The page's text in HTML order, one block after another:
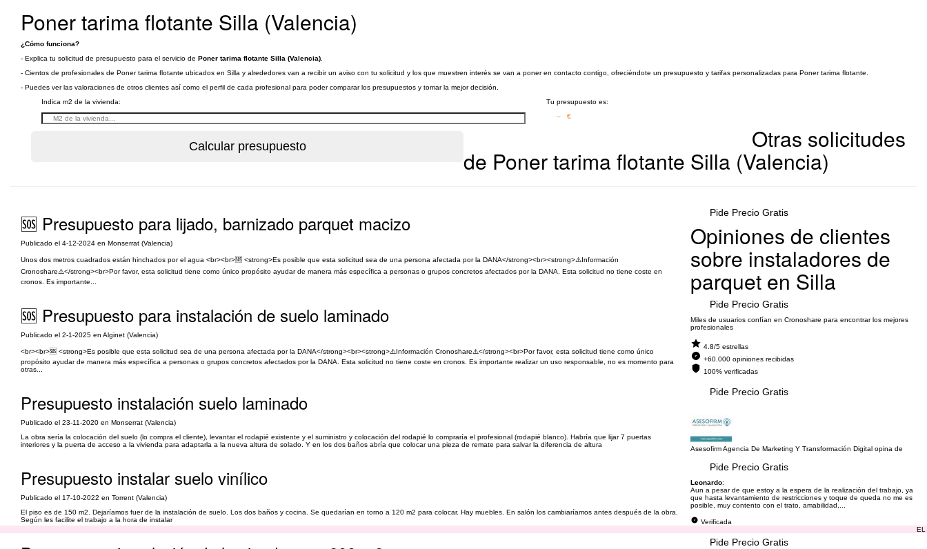
Poner tarima flotante Silla (Valencia)
¿Cómo funciona?
- Explica tu solicitud de presupuesto para el servicio de Poner tarima flotante Silla (Valencia)
- Cientos de profesionales de Poner tarima flotante ubicados en Silla y alrededores van a recibir un aviso con tu solicitud y los que muestren interés se van a poner en contacto contigo, ofreciéndote un presupuesto y tarifas personalizadas para Poner tarima flotante.
- Puedes ver las valoraciones de otros clientes así como el perfil de cada profesional para poder comparar los presupuestos y tomar la mejor decisión.
Indica m2 de la vivienda:
Tu presupuesto es:
– €
Otras solicitudes
de Poner tarima flotante Silla (Valencia)
🆘 Presupuesto para lijado, barnizado parquet macizo
Publicado el 4-12-2024 en Monserrat (Valencia)
Unos dos metros cuadrados están hinchados por el agua <br><br>🆘 <strong>Es posible que esta solicitud sea de una persona afectada por la DANA</strong><br><strong>⚠️Información
Cronoshare⚠️</strong><br>Por favor, esta solicitud tiene como único propósito ayudar de manera más específica a personas o grupos concretos afectados por la DANA. Esta solicitud no tiene coste en
cronos. Es importante...
Pide Precio Gratis
🆘 Presupuesto para instalación de suelo laminado
Publicado el 2-1-2025 en Alginet (Valencia)
<br><br>🆘 <strong>Es posible que esta solicitud sea de una persona afectada por la DANA</strong><br><strong>⚠️Información Cronoshare⚠️</strong><br>Por favor, esta solicitud tiene como único
propósito ayudar de manera más específica a personas o grupos concretos afectados por la DANA. Esta solicitud no tiene coste en cronos. Es importante realizar un uso responsable, no es momento para
otras...
Pide Precio Gratis
Presupuesto instalación suelo laminado
Publicado el 23-11-2020 en Monserrat (Valencia)
La obra sería la colocación del suelo (lo compra el cliente), levantar el rodapié existente y el suministro y colocación del rodapié lo compraría el profesional (rodapié blanco). Habría que lijar 7 puertas
interiores y la puerta de acceso a la vivienda para adaptarla a la nueva altura de solado. Y en los dos baños abría que colocar una pieza de remate para salvar la diferencia de altura
Pide Precio Gratis
Presupuesto instalar suelo vinílico
Publicado el 17-10-2022 en Torrent (Valencia)
El piso es de 150 m2. Dejaríamos fuer de la instalación de suelo. Los dos baños y cocina. Se quedarían en torno a 120 m2 para colocar. Hay muebles. En salón los cambiaríamos antes después de la obra.
Según les facilite el trabajo a la hora de instalar
Pide Precio Gratis
Pide Precio Gratis
Opiniones de clientes
sobre instaladores de
parquet en Silla
Miles de usuarios confían en Cronoshare para encontrar los mejores
profesionales
4.8/5 estrellas
+60.000 opiniones recibidas
100% verificadas
Asesofirm Agencia De Marketing Y Transformación Digital opina de
Leonardo:
Aun a pesar de que estoy a la espera de la realización del trabajo, ya
que hasta levantamiento de restricciones y toque de queda no me es
posible, muy contento con el trato, amabilidad,...
Verificada
EL